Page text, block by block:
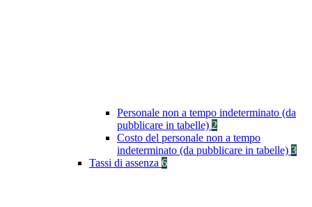
Personale non a tempo indeterminato (da
pubblicare in tabelle) 2
Costo del personale non a tempo
indeterminato (da pubblicare in tabelle) 3
Tassi di assenza 6